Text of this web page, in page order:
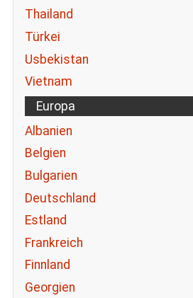
Thailand
Türkei
Usbekistan
Vietnam
Europa
Albanien
Belgien
Bulgarien
Deutschland
Estland
Frankreich
Finnland
Georgien